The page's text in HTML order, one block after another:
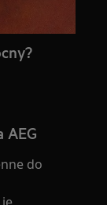
AEG
do